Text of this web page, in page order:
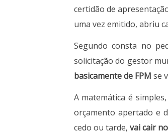
certidão de
uma vez emitido, abriu
Segundo consta no
solicitação do gestor
basicamente de FPM se
A matemática é
orçamento apertado e
cedo ou tarde, vai cair